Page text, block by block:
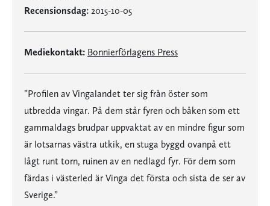
Recensionsdag: 2015-10-05
Mediekontakt: Bonnierförlagens Press
”Profilen av Vingalandet ter sig från öster som
utbredda vingar. På dem står fyren och båken som ett
gammaldags brudpar uppvaktat av en mindre figur som
är lotsarnas västra utkik, en stuga byggd ovanpå ett
lågt runt torn, ruinen av en nedlagd fyr. För dem som
färdas i västerled är Vinga det första och sista de ser av
Sverige.”